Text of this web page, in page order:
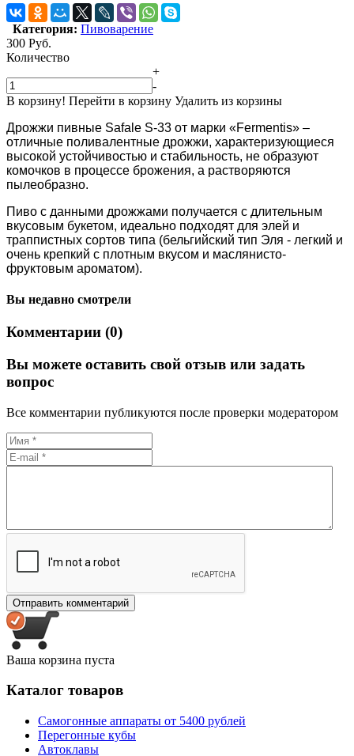
Категория: Пивоварение
300 Руб.
Количество
+
-
В корзину! Перейти в корзину Удалить из корзины
Дрожжи пивные Safale S-33 от марки «Fermentis» –
отличные поливалентные дрожжи, характеризующиеся
высокой устойчивостью и стабильность, не образуют
комочков в процессе брожения, а растворяются
пылеобразно.
Пиво с данными дрожжами получается с длительным
вкусовым букетом, идеально подходят для элей и
траппистных сортов типа (бельгийский тип Эля - легкий и
очень крепкий с плотным вкусом и маслянисто-
фруктовым ароматом).
Вы недавно смотрели
Комментарии (0)
Вы можете оставить свой отзыв или задать
вопрос
Все комментарии публикуются после проверки модератором
Ваша корзина пуста
Каталог товаров
Самогонные аппараты от 5400 рублей
Перегонные кубы
Автоклавы